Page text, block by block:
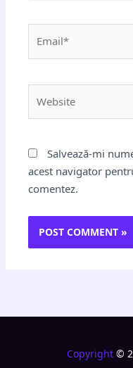
Salvează-mi
acest navigator
comentez.
Copyright ©